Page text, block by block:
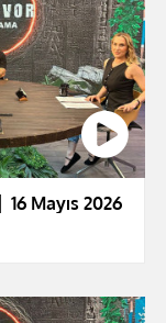
Mayıs 2026